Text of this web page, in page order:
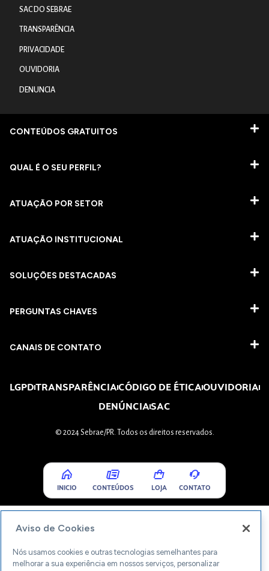
SAC DO SEBRAE
TRANSPARÊNCIA
PRIVACIDADE
OUVIDORIA
DENUNCIA
CONTEÚDOS GRATUITOS
QUAL É O SEU PERFIL?
ATUAÇÃO POR SETOR
ATUAÇÃO INSTITUCIONAL
SOLUÇÕES DESTACADAS
PERGUNTAS CHAVES​
CANAIS DE CONTATO
LGPDTRANSPARÊNCIACÓDIGO DE ÉTICAOUVIDORIA
DENÚNCIASAC
© 2024 Sebrae/PR. Todos os direitos reservados.
INICIO CONTEÚDOS LOJA CONTATO
Aviso de Cookies
Nós usamos cookies e outras tecnologias semelhantes para
melhorar a sua experiência em nossos serviços, personalizar